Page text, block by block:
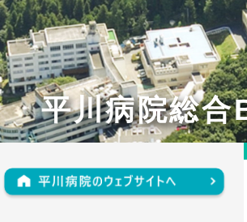
平川病院総合